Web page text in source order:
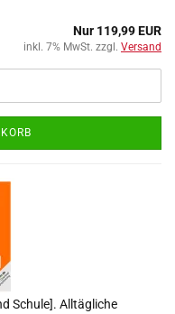
Nur 119,99 EUR
inkl. 7% MwSt. zzgl. Versand
Schule]. Alltägliche